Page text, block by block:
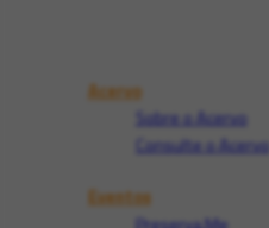
Acervo
Sobre o Acervo
Consulte o Acervo
Eventos